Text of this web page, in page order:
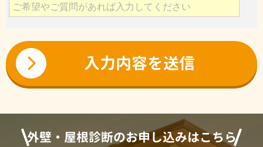
外壁・屋根診断のお申し込みはこちら